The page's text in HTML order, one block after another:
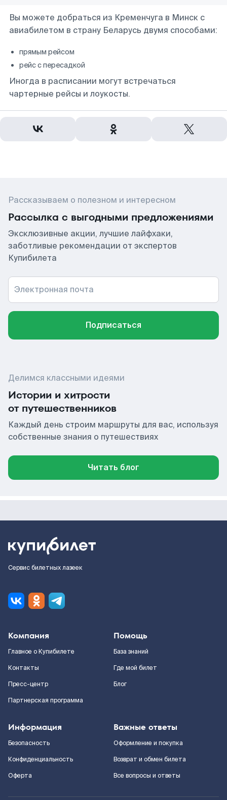
Вы можете добраться из Кременчуга в Минск с
авиабилетом в страну Беларусь двумя способами:
прямым рейсом
рейс с пересадкой
Иногда в расписании могут встречаться
чартерные рейсы и лоукосты.
Рассказываем о полезном и интересном
Рассылка с выгодными предложениями
Эксклюзивные акции, лучшие лайфхаки,
заботливые рекомендации от экспертов
Купибилета
Электронная почта
Подписаться
Делимся классными идеями
Истории и хитрости
от путешественников
Каждый день строим маршруты для вас, используя
собственные знания о путешествиях
Читать блог
Сервис билетных лазеек
Компания
Главное о Купибилете
Контакты
Пресс-центр
Партнерская программа
Помощь
База знаний
Где мой билет
Блог
Информация
Безопасность
Конфиденциальность
Оферта
Важные ответы
Оформление и покупка
Возврат и обмен билета
Все вопросы и ответы